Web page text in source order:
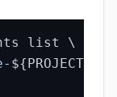
list \
${PROJECT_ID}